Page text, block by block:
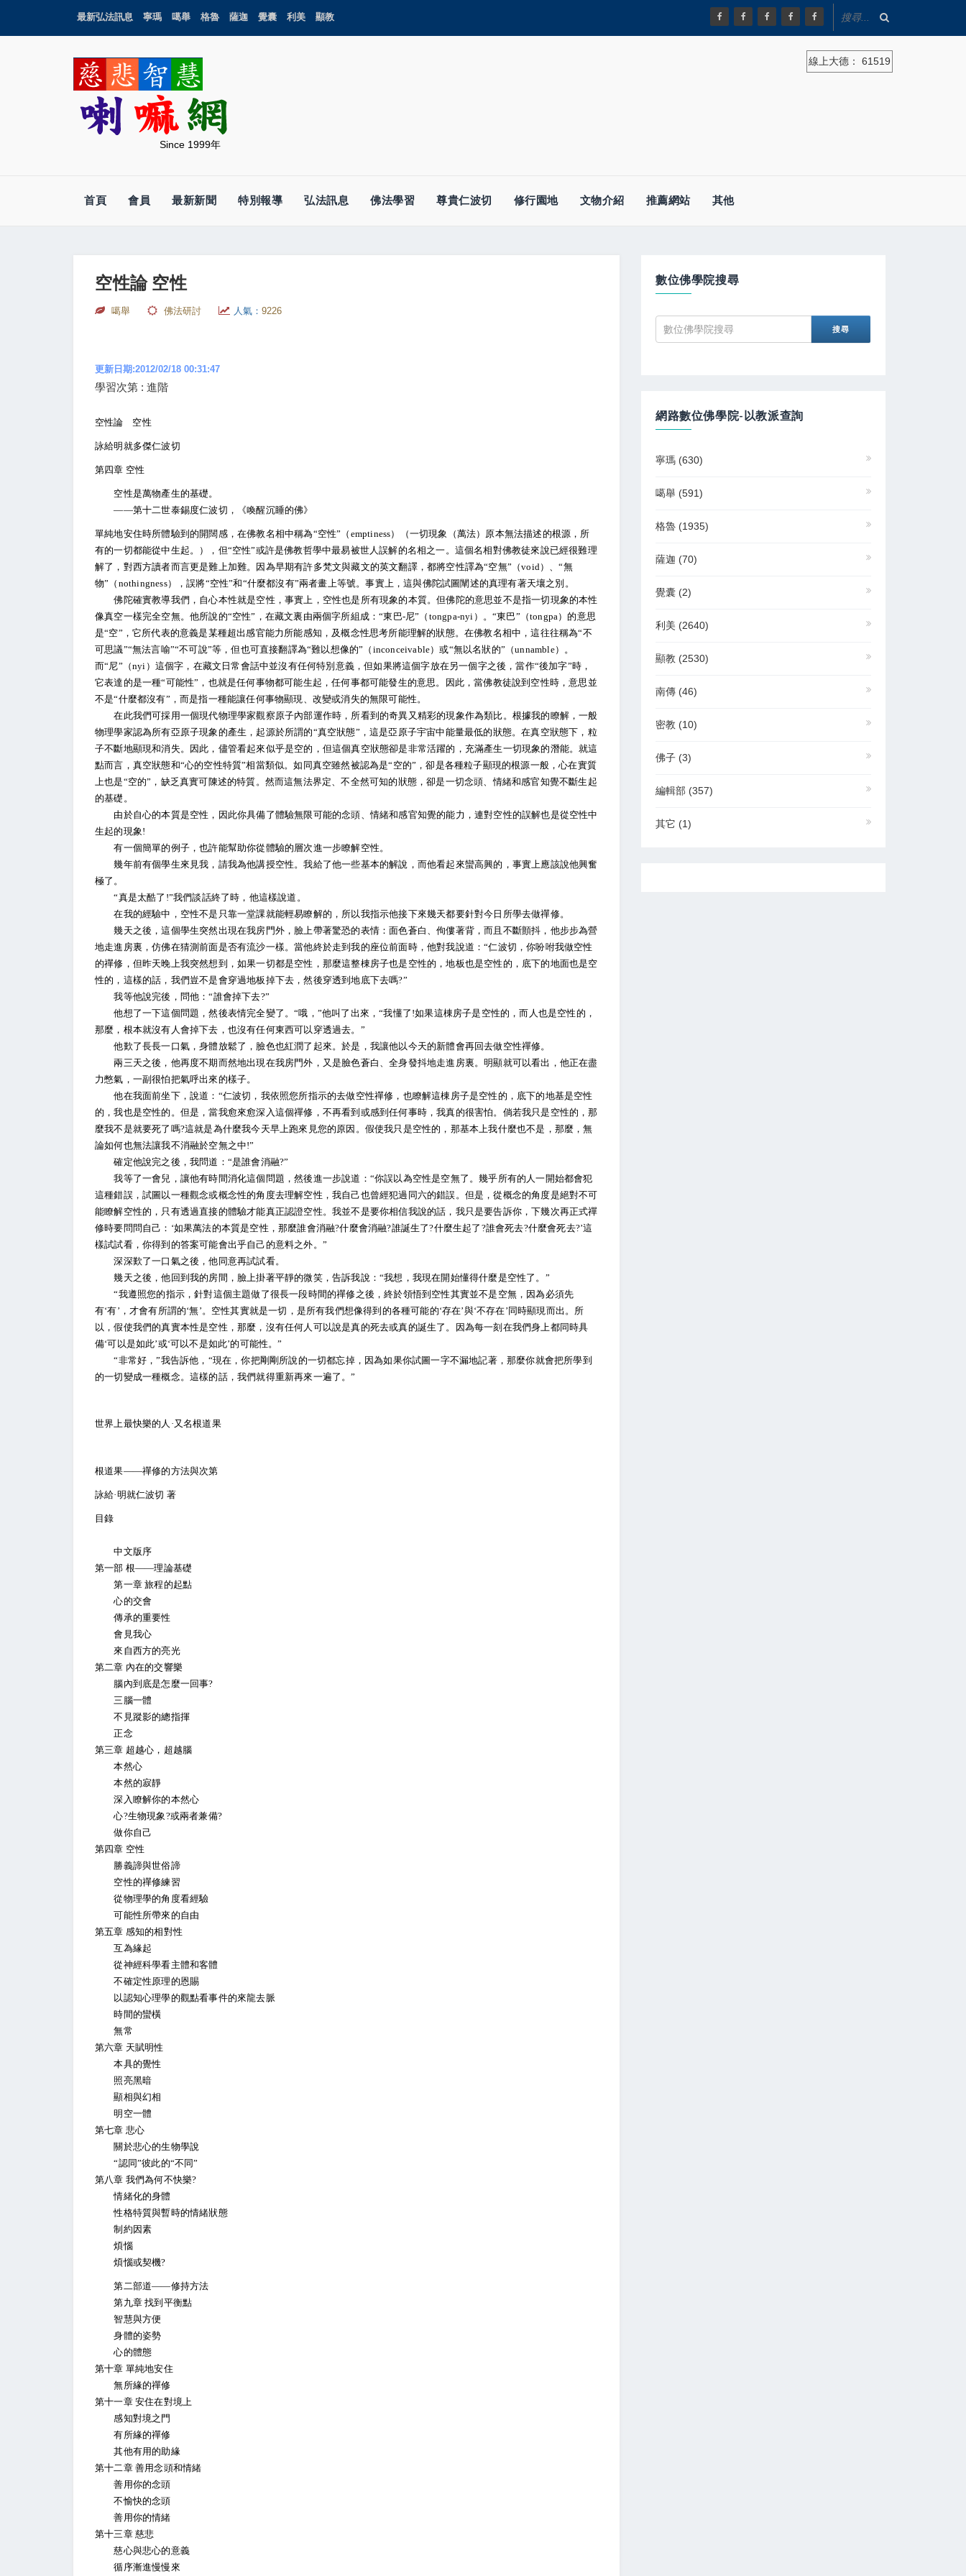
最新弘法訊息 寧瑪 噶舉 格魯 薩迦 覺囊 利美 顯教
Since 1999年
線上大德： 61519
首頁 會員 最新新聞 特別報導 弘法訊息 佛法學習 尊貴仁波切 修行園地 文物介紹 推薦網站 其他
空性論 空性
噶舉 佛法研討 人氣： 9226
更新日期:2012/02/18 00:31:47
學習次第 : 進階
空性論 空性
詠給明就多傑仁波切
第四章 空性
空性是萬物產生的基礎。
——第十二世泰錫度仁波切，《喚醒沉睡的佛》
單純地安住時所體驗到的開闊感，在佛教名相中稱為“空性”（emptiness）（一切現象（萬法）原本無法描述的根源，所
有的一切都能從中生起。），但“空性”或許是佛教哲學中最易被世人誤解的名相之一。這個名相對佛教徒來說已經很難理
解了，對西方讀者而言更是難上加難。因為早期有許多梵文與藏文的英文翻譯，都將空性譯為“空無”（void）、“無
物”（nothingness），誤將“空性”和“什麼都沒有”兩者畫上等號。事實上，這與佛陀試圖闡述的真理有著天壤之別。
佛陀確實教導我們，自心本性就是空性，事實上，空性也是所有現象的本質。但佛陀的意思並不是指一切現象的本性
像真空一樣完全空無。他所說的“空性”，在藏文裏由兩個字所組成：“東巴-尼”（tongpa-nyi）。“東巴”（tongpa）的意思
是“空”，它所代表的意義是某種超出感官能力所能感知，及概念性思考所能理解的狀態。在佛教名相中，這往往稱為“不
可思議”“無法言喻”“不可說”等，但也可直接翻譯為“難以想像的”（inconceivable）或“無以名狀的”（unnamble）。
而“尼”（nyi）這個字，在藏文日常會話中並沒有任何特別意義，但如果將這個字放在另一個字之後，當作“後加字”時，
它表達的是一種“可能性”，也就是任何事物都可能生起，任何事都可能發生的意思。因此，當佛教徒說到空性時，意思並
不是“什麼都沒有”，而是指一種能讓任何事物顯現、改變或消失的無限可能性。
在此我們可採用一個現代物理學家觀察原子內部運作時，所看到的奇異又精彩的現象作為類比。根據我的瞭解，一般
物理學家認為所有亞原子現象的產生，起源於所謂的“真空狀態”，這是亞原子宇宙中能量最低的狀態。在真空狀態下，粒
子不斷地顯現和消失。因此，儘管看起來似乎是空的，但這個真空狀態卻是非常活躍的，充滿產生一切現象的潛能。就這
點而言，真空狀態和“心的空性特質”相當類似。如同真空雖然被認為是“空的”，卻是各種粒子顯現的根源一般，心在實質
上也是“空的”，缺乏真實可陳述的特質。然而這無法界定、不全然可知的狀態，卻是一切念頭、情緒和感官知覺不斷生起
的基礎。
由於自心的本質是空性，因此你具備了體驗無限可能的念頭、情緒和感官知覺的能力，連對空性的誤解也是從空性中
生起的現象!
有一個簡單的例子，也許能幫助你從體驗的層次進一步瞭解空性。
幾年前有個學生來見我，請我為他講授空性。我給了他一些基本的解說，而他看起來蠻高興的，事實上應該說他興奮
極了。
“真是太酷了!”我們談話終了時，他這樣說道。
在我的經驗中，空性不是只靠一堂課就能輕易瞭解的，所以我指示他接下來幾天都要針對今日所學去做禪修。
幾天之後，這個學生突然出現在我房門外，臉上帶著驚恐的表情：面色蒼白、佝僂著背，而且不斷顫抖，他步步為營
地走進房裏，仿佛在猜測前面是否有流沙一樣。當他終於走到我的座位前面時，他對我說道：“仁波切，你吩咐我做空性
的禪修，但昨天晚上我突然想到，如果一切都是空性，那麼這整棟房子也是空性的，地板也是空性的，底下的地面也是空
性的，這樣的話，我們豈不是會穿過地板掉下去，然後穿透到地底下去嗎?”
我等他說完後，問他：“誰會掉下去?”
他想了一下這個問題，然後表情完全變了。“哦，”他叫了出來，“我懂了!如果這棟房子是空性的，而人也是空性的，
那麼，根本就沒有人會掉下去，也沒有任何東西可以穿透過去。”
他歎了長長一口氣，身體放鬆了，臉色也紅潤了起來。於是，我讓他以今天的新體會再回去做空性禪修。
兩三天之後，他再度不期而然地出現在我房門外，又是臉色蒼白、全身發抖地走進房裏。明顯就可以看出，他正在盡
力憋氣，一副很怕把氣呼出來的樣子。
他在我面前坐下，說道：“仁波切，我依照您所指示的去做空性禪修，也瞭解這棟房子是空性的，底下的地基是空性
的，我也是空性的。但是，當我愈來愈深入這個禪修，不再看到或感到任何事時，我真的很害怕。倘若我只是空性的，那
麼我不是就要死了嗎?這就是為什麼我今天早上跑來見您的原因。假使我只是空性的，那基本上我什麼也不是，那麼，無
論如何也無法讓我不消融於空無之中!”
確定他說完之後，我問道：“是誰會消融?”
我等了一會兒，讓他有時間消化這個問題，然後進一步說道：“你誤以為空性是空無了。幾乎所有的人一開始都會犯
這種錯誤，試圖以一種觀念或概念性的角度去理解空性，我自己也曾經犯過同六的錯誤。但是，從概念的角度是絕對不可
能瞭解空性的，只有透過直接的體驗才能真正認證空性。我並不是要你相信我說的話，我只是要告訴你，下幾次再正式禪
修時要問問自己：‘如果萬法的本質是空性，那麼誰會消融?什麼會消融?誰誕生了?什麼生起了?誰會死去?什麼會死去?’這
樣試試看，你得到的答案可能會出乎自己的意料之外。”
深深歎了一口氣之後，他同意再試試看。
幾天之後，他回到我的房間，臉上掛著平靜的微笑，告訴我說：“我想，我現在開始懂得什麼是空性了。”
“我遵照您的指示，針對這個主題做了很長一段時間的禪修之後，終於領悟到空性其實並不是空無，因為必須先
有‘有’，才會有所謂的‘無’。空性其實就是一切，是所有我們想像得到的各種可能的‘存在’與‘不存在’同時顯現而出。所
以，假使我們的真實本性是空性，那麼，沒有任何人可以說是真的死去或真的誕生了。因為每一刻在我們身上都同時具
備‘可以是如此’或‘可以不是如此’的可能性。”
“非常好，”我告訴他，“現在，你把剛剛所說的一切都忘掉，因為如果你試圖一字不漏地記著，那麼你就會把所學到
的一切變成一種概念。這樣的話，我們就得重新再來一遍了。”
世界上最快樂的人·又名根道果
根道果——禪修的方法與次第
詠給·明就仁波切 著
目錄
中文版序
第一部 根——理論基礎
第一章 旅程的起點
心的交會
傳承的重要性
會見我心
來自西方的亮光
第二章 內在的交響樂
腦內到底是怎麼一回事?
三腦一體
不見蹤影的總指揮
正念
第三章 超越心，超越腦
本然心
本然的寂靜
深入瞭解你的本然心
心?生物現象?或兩者兼備?
做你自己
第四章 空性
勝義諦與世俗諦
空性的禪修練習
從物理學的角度看經驗
可能性所帶來的自由
第五章 感知的相對性
互為緣起
從神經科學看主體和客體
不確定性原理的恩賜
以認知心理學的觀點看事件的來龍去脈
時間的蠻橫
無常
第六章 天賦明性
本具的覺性
照亮黑暗
顯相與幻相
明空一體
第七章 悲心
關於悲心的生物學說
“認同”彼此的“不同”
第八章 我們為何不快樂?
情緒化的身體
性格特質與暫時的情緒狀態
制約因素
煩惱
煩惱或契機?
第二部道——修持方法
第九章 找到平衡點
智慧與方便
身體的姿勢
心的體態
第十章 單純地安住
無所緣的禪修
第十一章 安住在對境上
感知對境之門
有所緣的禪修
其他有用的助緣
第十二章 善用念頭和情緒
善用你的念頭
不愉快的念頭
善用你的情緒
第十三章 慈悲
慈心與悲心的意義
循序漸進慢慢來
數位佛學院搜尋
網路數位佛學院-以教派查詢
寧瑪 (630)
噶舉 (591)
格魯 (1935)
薩迦 (70)
覺囊 (2)
利美 (2640)
顯教 (2530)
南傳 (46)
密教 (10)
佛子 (3)
編輯部 (357)
其它 (1)